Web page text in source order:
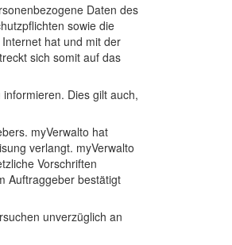
Daten des
sowie die
hat und mit der
sich somit auf das
informieren. Dies gilt auch,
myVerwalto hat
verlangt. myVerwalto
Vorschriften
Auftraggeber bestätigt
unverzüglich an